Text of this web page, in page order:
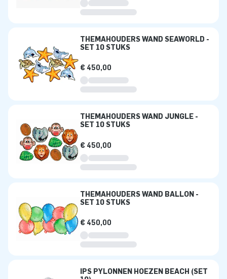
THEMAHOUDERS WAND SEAWORLD -
SET 10 STUKS
€ 450,00
THEMAHOUDERS WAND JUNGLE -
SET 10 STUKS
€ 450,00
THEMAHOUDERS WAND BALLON -
SET 10 STUKS
€ 450,00
IPS PYLONNEN HOEZEN BEACH (SET